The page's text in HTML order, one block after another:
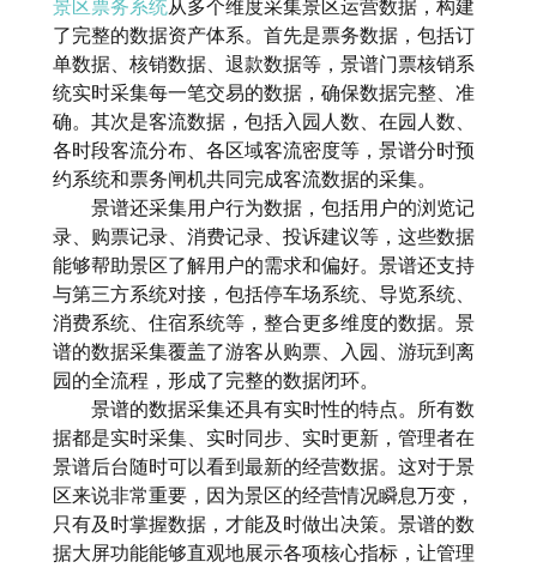
景区票务系统从多个维度采集景区运营数据，构建
了完整的数据资产体系。首先是票务数据，包括订
单数据、核销数据、退款数据等，景谱门票核销系
统实时采集每一笔交易的数据，确保数据完整、准
确。其次是客流数据，包括入园人数、在园人数、
各时段客流分布、各区域客流密度等，景谱分时预
约系统和票务闸机共同完成客流数据的采集。
景谱还采集用户行为数据，包括用户的浏览记
录、购票记录、消费记录、投诉建议等，这些数据
能够帮助景区了解用户的需求和偏好。景谱还支持
与第三方系统对接，包括停车场系统、导览系统、
消费系统、住宿系统等，整合更多维度的数据。景
谱的数据采集覆盖了游客从购票、入园、游玩到离
园的全流程，形成了完整的数据闭环。
景谱的数据采集还具有实时性的特点。所有数
据都是实时采集、实时同步、实时更新，管理者在
景谱后台随时可以看到最新的经营数据。这对于景
区来说非常重要，因为景区的经营情况瞬息万变，
只有及时掌握数据，才能及时做出决策。景谱的数
据大屏功能能够直观地展示各项核心指标，让管理